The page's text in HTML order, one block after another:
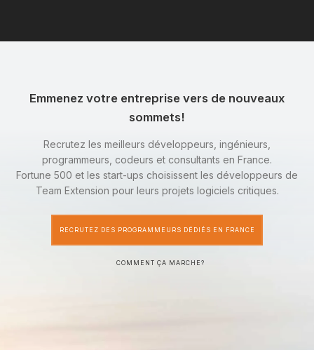
Emmenez votre entreprise vers de nouveaux
sommets!
Recrutez les meilleurs développeurs, ingénieurs,
programmeurs, codeurs et consultants en France.
Fortune 500 et les start-ups choisissent les développeurs de
Team Extension pour leurs projets logiciels critiques.
RECRUTEZ DES PROGRAMMEURS DÉDIÉS EN FRANCE
COMMENT ÇA MARCHE?